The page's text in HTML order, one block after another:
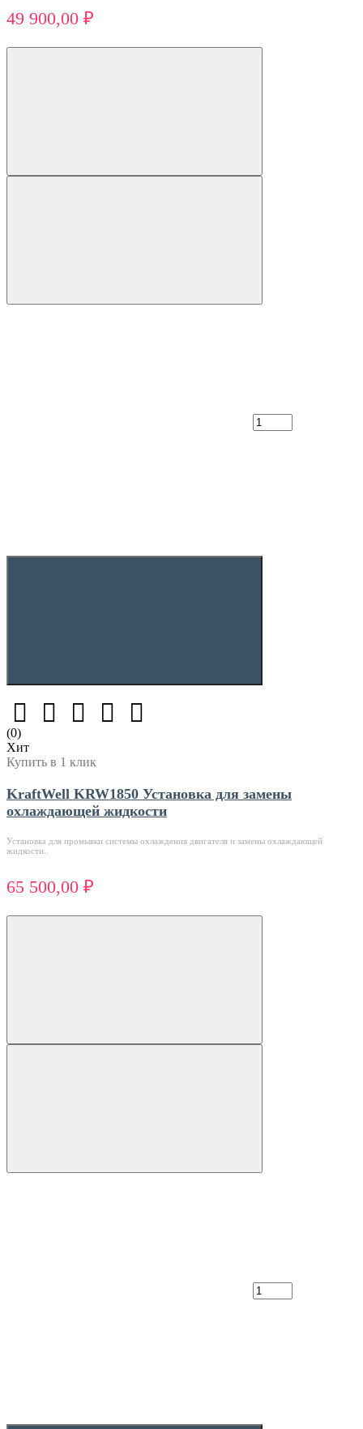
49 900,00 ₽
(0)
Хит
Купить в 1 клик
KraftWell KRW1850 Установка для замены
охлаждающей жидкости
Установка для промывки системы охлаждения двигателя и замены охлаждающей
жидкости..
65 500,00 ₽